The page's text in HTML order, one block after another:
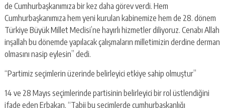
de Cumhurbaşkanımıza bir kez daha görev verdi. Hem
Cumhurbaşkanımıza hem yeni kurulan kabinemize hem de 28. dönem
Türkiye Büyük Millet Meclisi’ne hayırlı hizmetler diliyoruz. Cenabı Allah
inşallah bu dönemde yapılacak çalışmaların milletimizin derdine derman
olmasını nasip eylesin” dedi.
“Partimiz seçimlerin üzerinde belirleyici etkiye sahip olmuştur”
14 ve 28 Mayıs seçimlerinde partisinin belirleyici bir rol üstlendiğini
ifade eden Erbakan, “Tabii bu seçimlerde cumhurbaşkanlığı